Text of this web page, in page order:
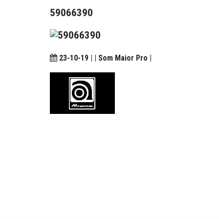
59066390
23-10-19 | | Som Maior Pro |